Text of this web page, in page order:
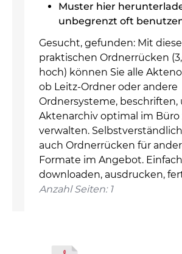
Muster hier
unbegrenzt oft
Gesucht, gefunden: Mit
praktischen Ordnerrücken
hoch) können Sie alle
ob Leitz-Ordner oder andere
Ordnersysteme, beschriften,
Aktenarchiv optimal im Büro
verwalten.
auch Ordnerrücken für
Formate im Angebot. Einfach
downloaden, ausdrucken,
Anzahl Seiten: 1